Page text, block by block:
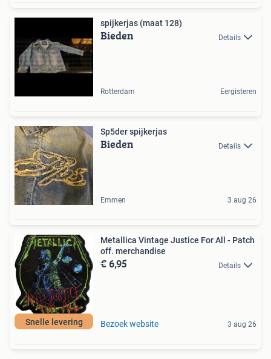
spijkerjas (maat 128)
Bieden Details
Rotterdam Eergisteren
Sp5der spijkerjas
Bieden Details
Emmen 3 aug 26
Snelle levering
Metallica Vintage Justice For All - Patch
off. merchandise
€ 6,95 Details
Bezoek website 3 aug 26